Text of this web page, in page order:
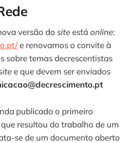
versão do siteestá online:
e renovamos o convite à
sobre temas decrescentistas
e que devem ser enviados
publicado o primeiro
que resultou do trabalho de um
se de um documento aberto